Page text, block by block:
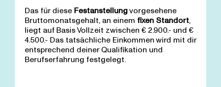
Das für diese Festanstellungvorgesehene
Bruttomonatsgehalt, an einem fixen Standort,
liegt auf Basis Vollzeit zwischen € 2.900.- und €
4.500.- Das tatsächliche Einkommen wird mit dir
entsprechend deiner Qualifikation und
Berufserfahrung festgelegt.